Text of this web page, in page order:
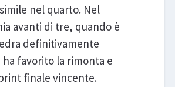
nel quarto. Nel
avanti di tre, quando è
definitivamente
favorito la rimonta e
finale vincente.